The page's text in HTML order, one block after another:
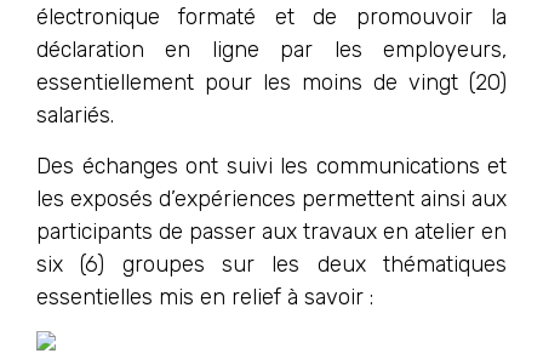
électronique formaté et de promouvoir la
déclaration en ligne par les employeurs,
essentiellement pour les moins de vingt (20)
salariés.
Des échanges ont suivi les communications et
les exposés d’expériences permettent ainsi aux
participants de passer aux travaux en atelier en
six (6) groupes sur les deux thématiques
essentielles mis en relief à savoir :